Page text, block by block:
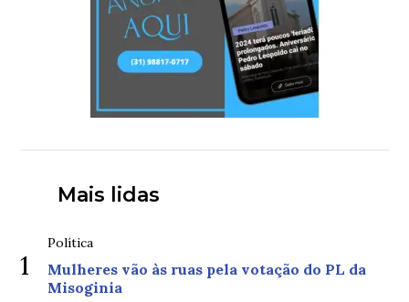
Mais lidas
1
Política
Mulheres vão às ruas pela votação do PL da
Misoginia